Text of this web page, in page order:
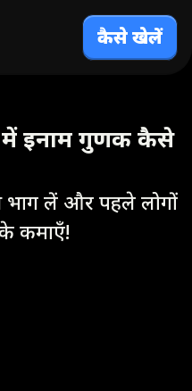
कैसे खेलें
इनाम गुणक कैसे
भाग लें और पहले लोगों
कमाएँ!